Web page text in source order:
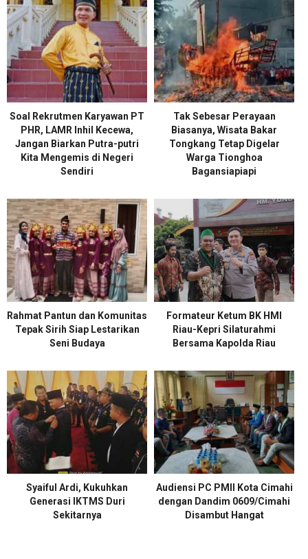
Soal Rekrutmen Karyawan PT
PHR, LAMR Inhil Kecewa,
Jangan Biarkan Putra-putri
Kita Mengemis di Negeri
Sendiri
Tak Sebesar Perayaan
Biasanya, Wisata Bakar
Tongkang Tetap Digelar
Warga Tionghoa
Bagansiapiapi
Rahmat Pantun dan Komunitas
Tepak Sirih Siap Lestarikan
Seni Budaya
Formateur Ketum BK HMI
Riau-Kepri Silaturahmi
Bersama Kapolda Riau
Syaiful Ardi, Kukuhkan
Generasi IKTMS Duri
Sekitarnya
Audiensi PC PMII Kota Cimahi
dengan Dandim 0609/Cimahi
Disambut Hangat